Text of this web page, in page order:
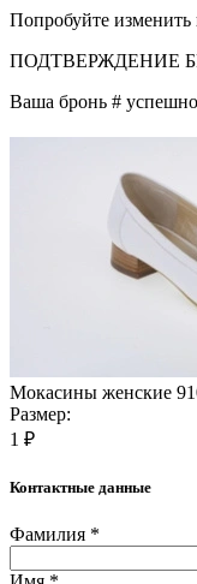
Попробуйте изменить
ПОДТВЕРЖДЕНИЕ
Ваша бронь #
Мокасины женские
Размер:
1 ₽
Контактные данные
Фамилия *